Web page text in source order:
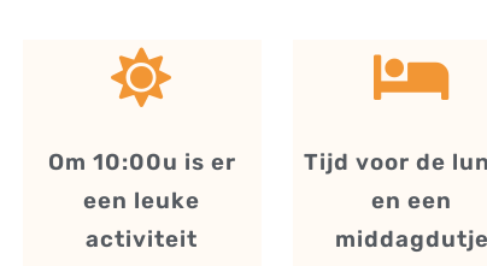
Om 10:00u is er
een leuke
activiteit
Tijd voor de
en een
middagdutje